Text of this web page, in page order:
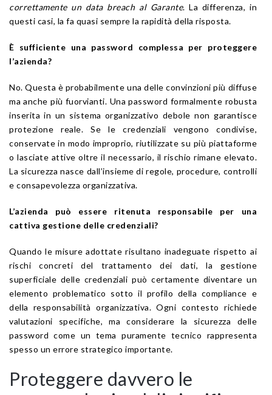
correttamente un data breach al Garante. La differenza, in
questi casi, la fa quasi sempre la rapidità della risposta.
È sufficiente una password complessa per proteggere
l’azienda?
No. Questa è probabilmente una delle convinzioni più diffuse
ma anche più fuorvianti. Una password formalmente robusta
inserita in un sistema organizzativo debole non garantisce
protezione reale. Se le credenziali vengono condivise,
conservate in modo improprio, riutilizzate su più piattaforme
o lasciate attive oltre il necessario, il rischio rimane elevato.
La sicurezza nasce dall’insieme di regole, procedure, controlli
e consapevolezza organizzativa.
L’azienda può essere ritenuta responsabile per una
cattiva gestione delle credenziali?
Quando le misure adottate risultano inadeguate rispetto ai
rischi concreti del trattamento dei dati, la gestione
superficiale delle credenziali può certamente diventare un
elemento problematico sotto il profilo della compliance e
della responsabilità organizzativa. Ogni contesto richiede
valutazioni specifiche, ma considerare la sicurezza delle
password come un tema puramente tecnico rappresenta
spesso un errore strategico importante.
Proteggere davvero le